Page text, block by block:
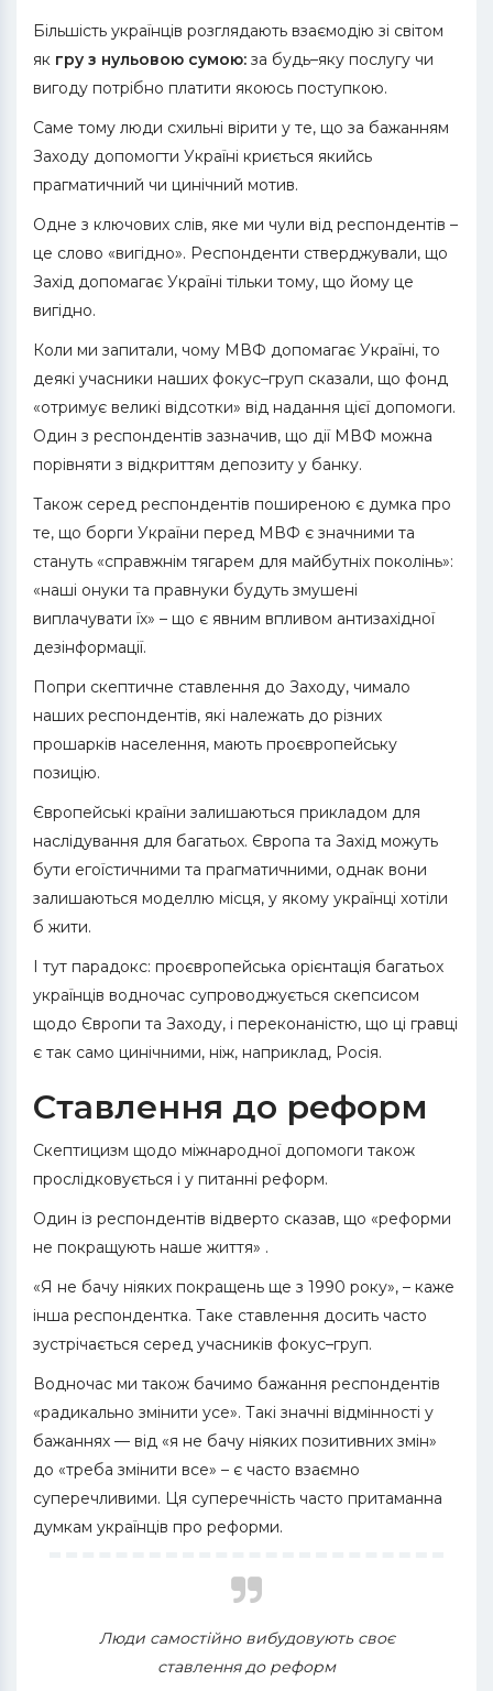
Більшість українців розглядають взаємодію зі світом
як гру з нульовою сумою: за будь–яку послугу чи
вигоду потрібно платити якоюсь поступкою.
Саме тому люди схильні вірити у те, що за бажанням
Заходу допомогти Україні криється якийсь
прагматичний чи цинічний мотив.
Одне з ключових слів, яке ми чули від респондентів –
це слово «вигідно». Респонденти стверджували, що
Захід допомагає Україні тільки тому, що йому це
вигідно.
Коли ми запитали, чому МВФ допомагає Україні, то
деякі учасники наших фокус–груп сказали, що фонд
«отримує великі відсотки» від надання цієї допомоги.
Один з респондентів зазначив, що дії МВФ можна
порівняти з відкриттям депозиту у банку.
Також серед респондентів поширеною є думка про
те, що борги України перед МВФ є значними та
стануть «справжнім тягарем для майбутніх поколінь»:
«наші онуки та правнуки будуть змушені
виплачувати їх» – що є явним впливом антизахідної
дезінформації.
Попри скептичне ставлення до Заходу, чимало
наших респондентів, які належать до різних
прошарків населення, мають проєвропейську
позицію.
Європейські країни залишаються прикладом для
наслідування для багатьох. Європа та Захід можуть
бути егоїстичними та прагматичними, однак вони
залишаються моделлю місця, у якому українці хотіли
б жити.
І тут парадокс: проєвропейська орієнтація багатьох
українців водночас супроводжується скепсисом
щодо Європи та Заходу, і переконаністю, що ці гравці
є так само цинічними, ніж, наприклад, Росія.
Ставлення до реформ
Скептицизм щодо міжнародної допомоги також
прослідковується і у питанні реформ.
Один із респондентів відверто сказав, що «реформи
не покращують наше життя» .
«Я не бачу ніяких покращень ще з 1990 року», – каже
інша респондентка. Таке ставлення досить часто
зустрічається серед учасників фокус–груп.
Водночас ми також бачимо бажання респондентів
«радикально змінити усе». Такі значні відмінності у
бажаннях — від «я не бачу ніяких позитивних змін»
до «треба змінити все» – є часто взаємно
суперечливими. Ця суперечність часто притаманна
думкам українців про реформи.
Люди самостійно вибудовують своє
ставлення до реформ